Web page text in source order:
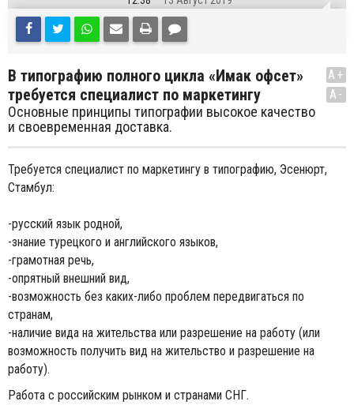
В типографию полного цикла «Имак офсет»
требуется специалист по маркетингу
Основные принципы типографии высокое качество
и своевременная доставка.
A+
A-
Требуется специалист по маркетингу в типографию, Эсенюрт,
Стамбул:
-русский язык родной,
-знание турецкого и английского языков,
-грамотная речь,
-опрятный внешний вид,
-возможность без каких-либо проблем передвигаться по
странам,
-наличие вида на жительства или разрешение на работу (или
возможность получить вид на жительство и разрешение на
работу).
Работа с российским рынком и странами СНГ.